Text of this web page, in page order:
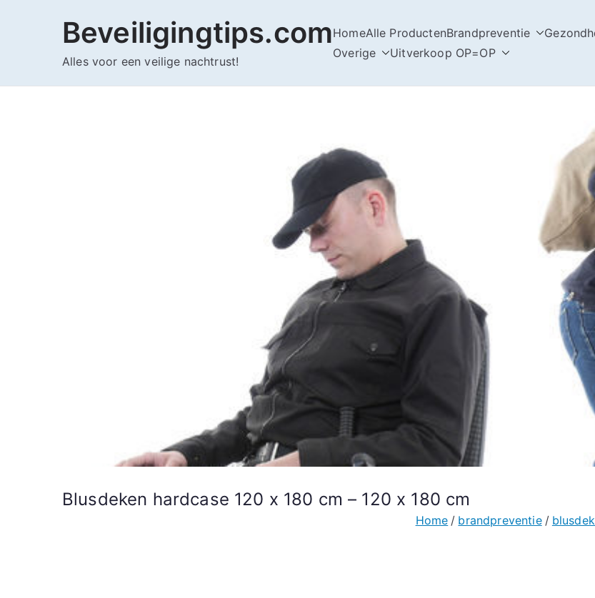
Beveiligingtips.com
Alles voor een veilige nachtrust!
HomeAlle ProductenBrandpreventie
Overige
Uitverkoop OP=OP
Blusdeken hardcase 120 x 180 cm – 120 x 180 cm
Home brandpreventie